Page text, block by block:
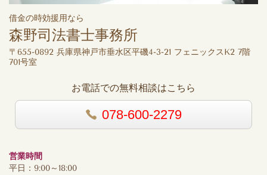
借金の時効援用なら
森野司法書士事務所
〒655-0892 兵庫県神戸市垂水区平磯4-3-21 フェニックスK2 7階
701号室
お電話での無料相談はこちら
078-600-2279
営業時間
平日：9:00～18:00